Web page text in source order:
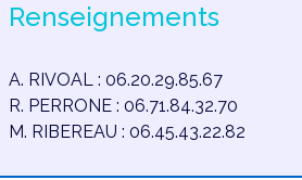
Renseignements
A. RIVOAL : 06.20.29.85.67
R. PERRONE : 06.71.84.32.70
M. RIBEREAU : 06.45.43.22.82